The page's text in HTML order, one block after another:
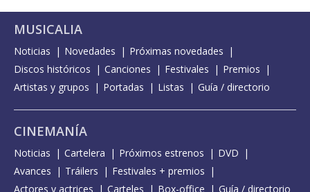
MUSICALIA
Noticias Novedades
Próximas novedades
Discos históricos
Canciones Festivales
Premios
Artistas y grupos
Portadas Listas Guía / directorio
CINEMANÍA
Noticias Cartelera Próximos estrenos
DVD
Avances
Tráilers
Festivales + premios
Actores y actrices
Carteles Box-office Guía / directorio